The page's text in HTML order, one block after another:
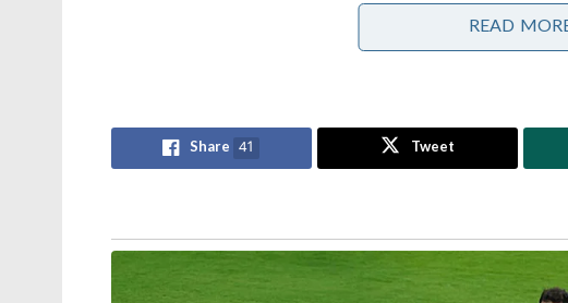
തീവ്രവാദികളുടെ പ്രിയപ്പെട്ട സ്ഥലമാക്കി മാറ്റുന്നു
‘കത്തിയത് എന്റെ വാഹനമല്ല,
പോലീസ്
കർക്കിടകം കനക്കുന്നു, 3 ജില്ലകളിൽ
അതിതീവ്ര മഴ; പത്തനംതിട്ടയും
തന്നെ
READ
Share 41 Tweet